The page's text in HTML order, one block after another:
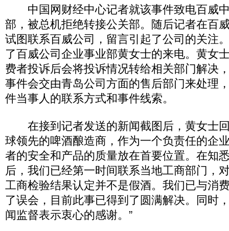
中国网财经中心记者就该事件致电百威
部，被总机拒绝转接公关部。随后记者在百
试图联系百威公司，留言引起了公司的关注
了百威公司企业事业部黄女士的来电。黄女
费者投诉后会将投诉情况转给相关部门解决
事件会交由青岛公司方面的售后部门来处理
件当事人的联系方式和事件线索。
在接到记者发送的新闻截图后，黄女士回
球领先的啤酒酿造商，作为一个负责任的企
者的安全和产品的质量放在首要位置。在知
后，我们已经第一时间联系当地工商部门，
工商检验结果认定并不是假酒。我们已与消
了误会，目前此事已得到了圆满解决。同时
闻监督表示衷心的感谢。”